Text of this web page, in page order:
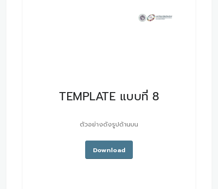
TEMPLATE แบบที่ 8
ตัวอย่างดังรูปด้านบน
Download